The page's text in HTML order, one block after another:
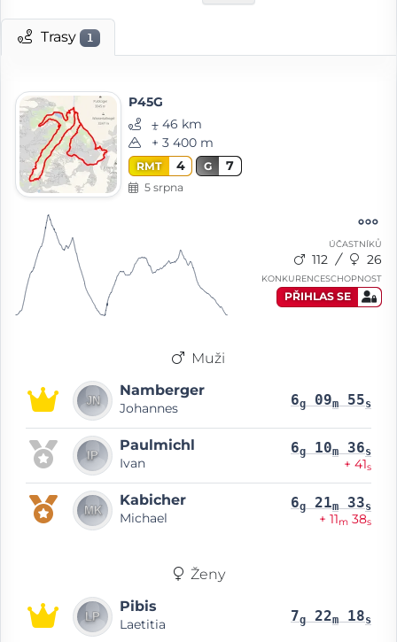
Trasy 1
P45G
⨦ 46 km
+ 3 400 m
RMT 4 G 7
5 srpna
ÚČASTNÍKŮ
112 26
KONKURENCESCHOPNOST
PŘIHLAS SE
Muži
Namberger
Johannes 6g 09m 55s
Paulmichl
Ivan
6g 10m 36s
+ 41s
Kabicher
Michael
6g 21m 33s
+ 11m 38s
Ženy
Pibis
Laetitia 7g 22m 18s